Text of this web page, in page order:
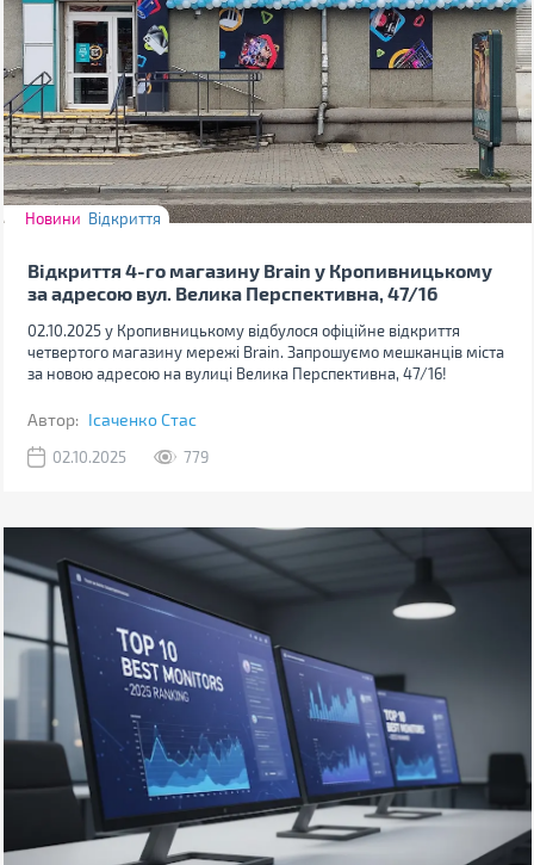
Новини Відкриття
Відкриття 4-го магазину Brain у Кропивницькому
за адресою вул. Велика Перспективна, 47/16
02.10.2025 у Кропивницькому відбулося офіційне відкриття
четвертого магазину мережі Brain. Запрошуємо мешканців міста
за новою адресою на вулиці Велика Перспективна, 47/16!
Автор: Ісаченко Стас
02.10.2025 779